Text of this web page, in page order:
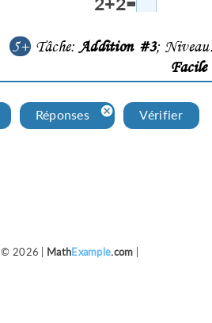
5+ Tâche:Addition #3;
Facile
Réponses Vérifier
| © 2026 | MathExample.com